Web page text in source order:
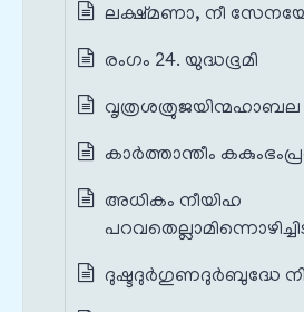
ലക്ഷ്മണാ, നീ
രംഗം 24. യുദ്ധഭൂമി
വൃത്രശത്രുജയിന്മഹാബല
കാർത്താന്തീം
അധികം നീയിഹ
ദുഷ്ടദുർഗുണദുർബുദ്ധേ